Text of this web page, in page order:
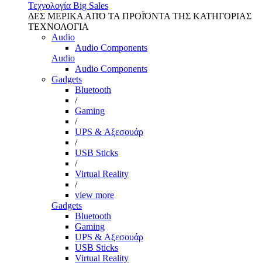
Τεχνολογία Big Sales
ΔΕΣ ΜΕΡΙΚΑ ΑΠΌ ΤΑ ΠΡΟΪΌΝΤΑ ΤΗΣ ΚΑΤΗΓΟΡΙΑΣ
ΤΕΧΝΟΛΟΓΙΑ
Audio
Audio Components
Audio
Audio Components
Gadgets
Bluetooth
/
Gaming
/
UPS & Αξεσουάρ
/
USB Sticks
/
Virtual Reality
/
view more
Gadgets
Bluetooth
Gaming
UPS & Αξεσουάρ
USB Sticks
Virtual Reality